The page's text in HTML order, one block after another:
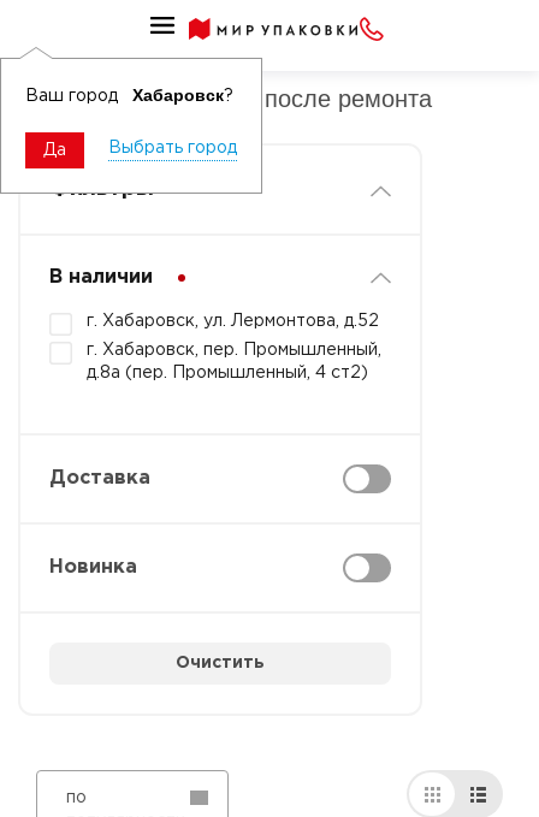
Ваш город Хабаровск?
Да Выбрать город
Средства для уборки после ремонта
Фильтры
В наличии
г. Хабаровск, ул. Лермонтова, д.52
г. Хабаровск, пер. Промышленный,
д.8а (пер. Промышленный, 4 ст2)
Доставка
Новинка
Очистить
по